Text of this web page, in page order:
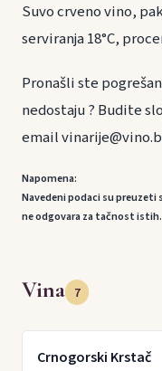
Suvo crveno vino,
serviranja 18°C,
Pronašli ste
nedostaju ? Budite
email
Napomena:
Navedeni podaci su preuzeti
ne odgovara za tačnost istih.
Vina 7
Crnogorski Krstač